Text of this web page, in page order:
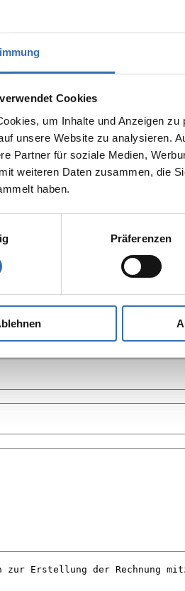
Cookies
um Inhalte und Anzeigen
unsere Website zu analysieren.
Partner für soziale Medien,
weiteren Daten zusammen, die
haben.
Präferenzen